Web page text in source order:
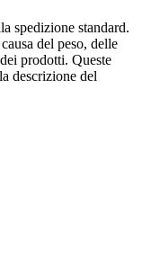
spedizione standard.
del peso, delle
prodotti. Queste
descrizione del